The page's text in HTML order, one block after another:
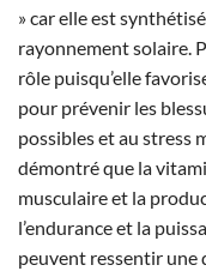
» car elle est
rayonnement solaire.
rôle puisqu’elle
pour prévenir les
possibles et au stress
démontré que la
musculaire et la
l’endurance et la
peuvent ressentir une